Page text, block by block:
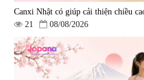
Canxi Nhật có giúp cải thiện chiều
21
08/08/2026